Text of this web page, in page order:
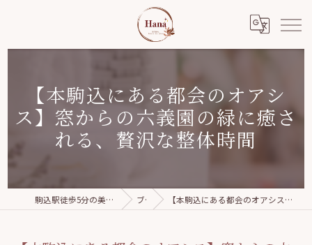
【本駒込にある都会のオアシ
ス】窓からの六義園の緑に癒さ
れる、贅沢な整体時間
駒込駅徒歩5分の美容整体｜Relaxation salon Hana ブログ 【本駒込にある都会のオアシス】窓からの六義園の緑に癒される、贅沢な整体時間